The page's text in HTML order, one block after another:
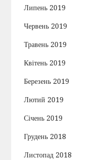
Липень 2019
Червень 2019
Травень 2019
Квітень 2019
Березень 2019
Лютий 2019
Січень 2019
Грудень 2018
Листопад 2018